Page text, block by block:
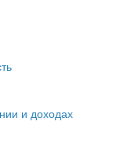
и доходах